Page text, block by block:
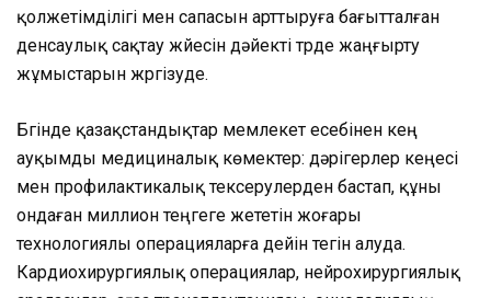
қолжетімділігі мен сапасын арттыруға бағытталған
денсаулық сақтау жүйесін дәйекті түрде жаңғырту
жұмыстарын жүргізуде.
Бүгінде қазақстандықтар мемлекет есебінен кең
ауқымды медициналық көмектер: дәрігерлер кеңесі
мен профилактикалық тексерулерден бастап, құны
ондаған миллион теңгеге жететін жоғары
технологиялы операцияларға дейін тегін алуда.
Кардиохирургиялық операциялар, нейрохирургиялық